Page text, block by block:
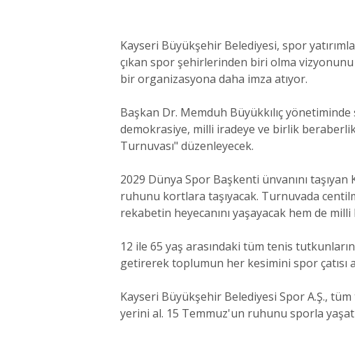
Kayseri Büyükşehir Belediyesi, spor
çıkan spor şehirlerinden biri olma
bir organizasyona daha imza atıyor.
Başkan Dr. Memduh Büyükkılıç
demokrasiye, milli iradeye ve birlik
Turnuvası" düzenleyecek.
2029 Dünya Spor Başkenti ünvanını
ruhunu kortlara taşıyacak. Turnuvada
rekabetin heyecanını yaşayacak hem de
12 ile 65 yaş arasındaki tüm tenis
getirerek toplumun her kesimini spor çatısı
Kayseri Büyükşehir Belediyesi Spor A.Ş.,
yerini al. 15 Temmuz'un ruhunu sporla